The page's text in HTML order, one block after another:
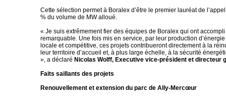
Cette sélection permet à Boralex d’être le premier lauréat de
% du volume de MW alloué.
« Je suis extrêmement fier des équipes de Boralex qui ont
remarquable. Une fois mis en service, par leur production
locale et compétitive, ces projets contribueront directement à la
leur territoire d’accueil et, à plus large échelle, à la sécurité
», a déclaré Nicolas Wolff, Executive vice-président et directeur
Faits saillants des projets
Renouvellement et extension du parc de Ally-Mercœur